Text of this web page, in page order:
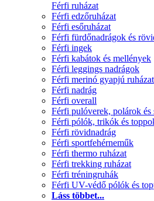
Férfi ruházat
Férfi edzőruházat
Férfi esőruházat
Férfi fürdőnadrágok és
Férfi ingek
Férfi kabátok és mellények
Férfi leggings nadrágok
Férfi merinó gyapjú ruházat
Férfi nadrág
Férfi overall
Férfi pulóverek, polárok és
Férfi pólók, trikók és
Férfi rövidnadrág
Férfi sportfehérneműk
Férfi thermo ruházat
Férfi trekking ruházat
Férfi tréningruhák
Férfi UV-védő pólók és
Láss többet...